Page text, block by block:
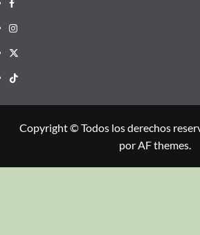
Copyright © Todos los derechos
por AF themes.